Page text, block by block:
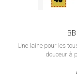
Une laine pour les
douceur à